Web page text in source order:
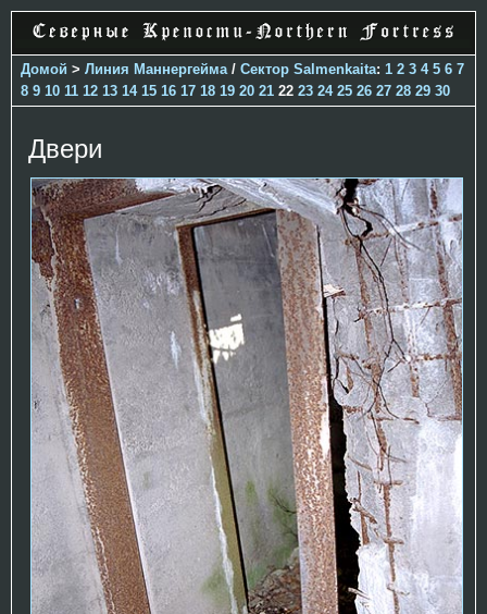
Домой > Линия Маннергейма / Сектор Salmenkaita: 1 2 3 4 5 6 7
8 9 10 11 12 13 14 15 16 17 18 19 20 21 22 23 24 25 26 27 28 29 30
Двери